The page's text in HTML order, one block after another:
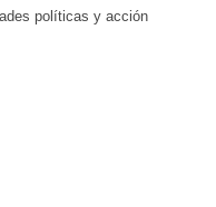
políticas y acción